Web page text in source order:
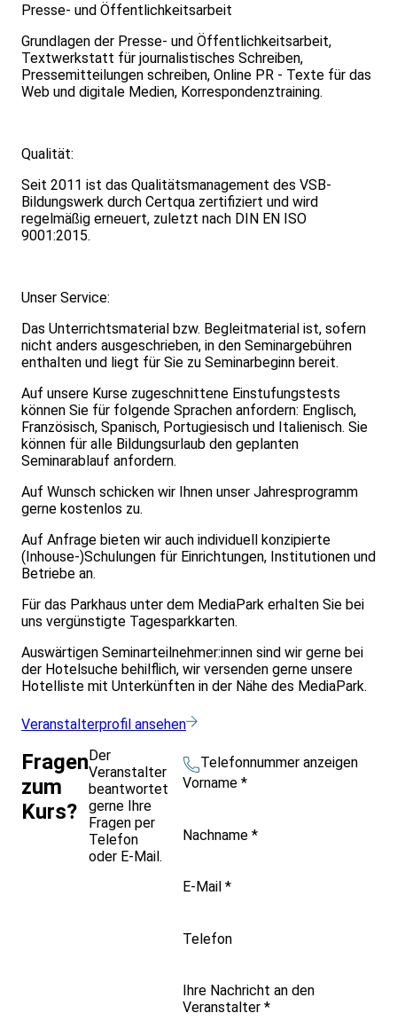
Presse- und Öffentlichkeitsarbeit
Grundlagen der Presse- und Öffentlichkeitsarbeit,
Textwerkstatt für journalistisches Schreiben,
Pressemitteilungen schreiben, Online PR - Texte für das
Web und digitale Medien, Korrespondenztraining.
Qualität:
Seit 2011 ist das Qualitätsmanagement des VSB-
Bildungswerk durch Certqua zertifiziert und wird
regelmäßig erneuert, zuletzt nach DIN EN ISO
9001:2015.
Unser Service:
Das Unterrichtsmaterial bzw. Begleitmaterial ist, sofern
nicht anders ausgeschrieben, in den Seminargebühren
enthalten und liegt für Sie zu Seminarbeginn bereit.
Auf unsere Kurse zugeschnittene Einstufungstests
können Sie für folgende Sprachen anfordern: Englisch,
Französisch, Spanisch, Portugiesisch und Italienisch. Sie
können für alle Bildungsurlaub den geplanten
Seminarablauf anfordern.
Auf Wunsch schicken wir Ihnen unser Jahresprogramm
gerne kostenlos zu.
Auf Anfrage bieten wir auch individuell konzipierte
(Inhouse-)Schulungen für Einrichtungen, Institutionen und
Betriebe an.
Für das Parkhaus unter dem MediaPark erhalten Sie bei
uns vergünstigte Tagesparkkarten.
Auswärtigen Seminarteilnehmer:innen sind wir gerne bei
der Hotelsuche behilflich, wir versenden gerne unsere
Hotelliste mit Unterkünften in der Nähe des MediaPark.
Veranstalterprofil ansehen
Fragen
zum
Kurs?
Der
Veranstalter
beantwortet
gerne Ihre
Fragen per
Telefon
oder E-Mail.
Telefonnummer anzeigen
Vorname *
Nachname *
E-Mail *
Telefon
Ihre Nachricht an den
Veranstalter *